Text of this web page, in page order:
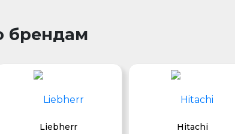
брендам
Liebherr Hitachi